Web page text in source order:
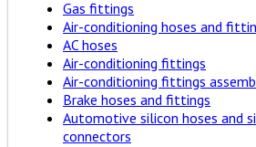
Gas fittings
Air-conditioning hoses and
AC hoses
Air-conditioning fittings
Air-conditioning fittings
Brake hoses and fittings
Automotive silicon hoses and
connectors